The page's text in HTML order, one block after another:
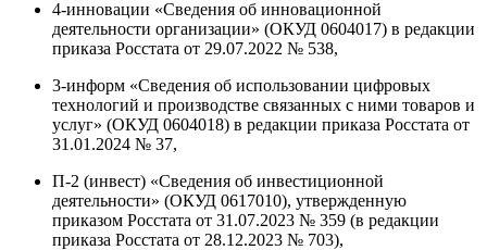
4-инновации «Сведения об инновационной
деятельности организации» (ОКУД 0604017) в редакции
приказа Росстата от 29.07.2022 № 538,
3-информ «Сведения об использовании цифровых
технологий и производстве связанных с ними товаров и
услуг» (ОКУД 0604018) в редакции приказа Росстата от
31.01.2024 № 37,
П-2 (инвест) «Сведения об инвестиционной
деятельности» (ОКУД 0617010), утвержденную
приказом Росстата от 31.07.2023 № 359 (в редакции
приказа Росстата от 28.12.2023 № 703),